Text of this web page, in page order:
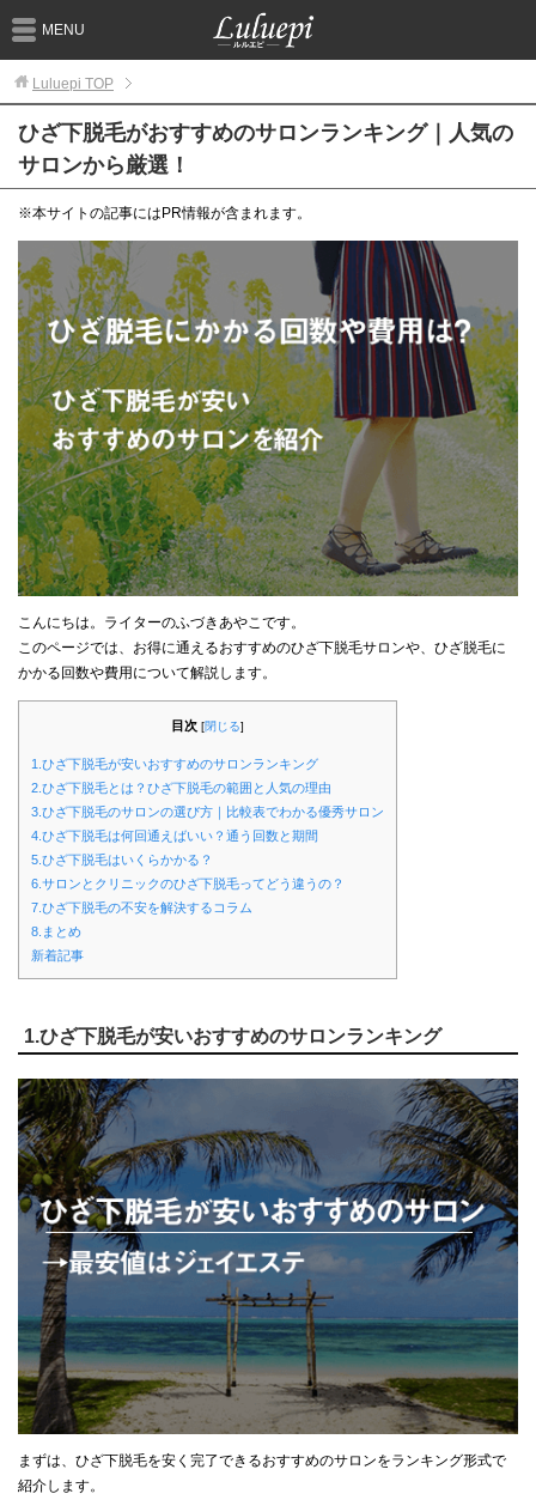
MENU
Luluepi TOP
ひざ下脱毛がおすすめのサロンランキング｜人気の
サロンから厳選！
※本サイトの記事にはPR情報が含まれます。
こんにちは。ライターのふづきあやこです。
このページでは、お得に通えるおすすめのひざ下脱毛サロンや、ひざ脱毛に
かかる回数や費用について解説します。
目次 [閉じる]
1.ひざ下脱毛が安いおすすめのサロンランキング
2.ひざ下脱毛とは？ひざ下脱毛の範囲と人気の理由
3.ひざ下脱毛のサロンの選び方｜比較表でわかる優秀サロン
4.ひざ下脱毛は何回通えばいい？通う回数と期間
5.ひざ下脱毛はいくらかかる？
6.サロンとクリニックのひざ下脱毛ってどう違うの？
7.ひざ下脱毛の不安を解決するコラム
8.まとめ
新着記事
1.ひざ下脱毛が安いおすすめのサロンランキング
まずは、ひざ下脱毛を安く完了できるおすすめのサロンをランキング形式で
紹介します。